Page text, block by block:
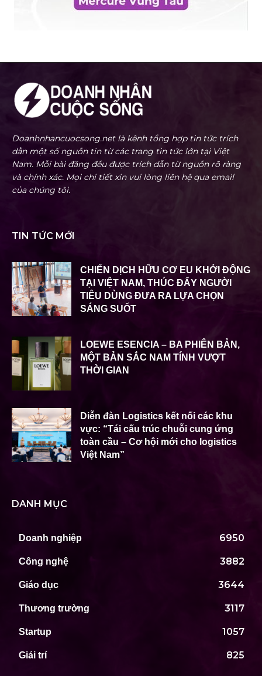
Doanhnhancuocsong.net là kênh tổng hợp tin tức trích
dẫn một số nguồn tin từ các trang tin tức lớn tại Việt
Nam. Mỗi bài đăng đều được trích dẫn từ nguồn rõ ràng
và chính xác. Mọi chi tiết xin vui lòng liên hệ qua email
của chúng tôi.
TIN TỨC MỚI
CHIẾN DỊCH HỮU CƠ EU KHỞI ĐỘNG
TẠI VIỆT NAM, THÚC ĐẨY NGƯỜI
TIÊU DÙNG ĐƯA RA LỰA CHỌN
SÁNG SUỐT
LOEWE ESENCIA – BA PHIÊN BẢN,
MỘT BẢN SẮC NAM TÍNH VƯỢT
THỜI GIAN
Diễn đàn Logistics kết nối các khu
vực: “Tái cấu trúc chuỗi cung ứng
toàn cầu – Cơ hội mới cho logistics
Việt Nam”
DANH MỤC
Doanh nghiệp 6950
Công nghệ 3882
Giáo dục 3644
Thương trường 3117
Startup 1057
Giải trí 825